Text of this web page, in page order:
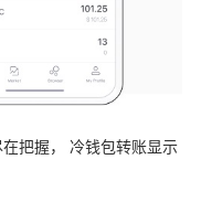
把握， 冷钱包转账显示